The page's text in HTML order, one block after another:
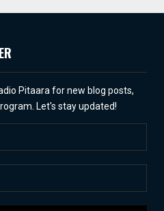
Pitaara for new blog posts,
Let's stay updated!